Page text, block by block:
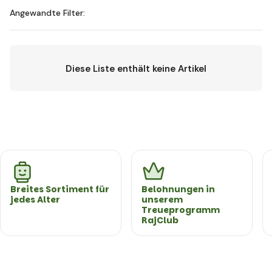
Angewandte Filter:
Diese Liste enthält keine Artikel
Breites Sortiment für
jedes Alter
Belohnungen in
unserem
Treueprogramm
RajClub